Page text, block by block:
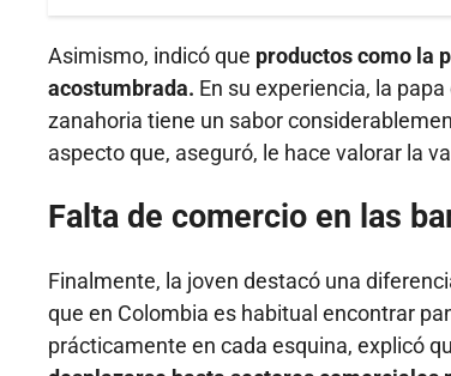
Asimismo, indicó que productos como la
acostumbrada. En su experiencia, la
zanahoria tiene un sabor
aspecto que, aseguró, le hace valorar la
Falta de comercio en las
Finalmente, la joven destacó una
que en Colombia es habitual encontrar
prácticamente en cada esquina, explicó